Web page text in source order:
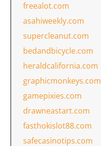
freealot.com
asahiweekly.com
supercleanut.com
bedandbicycle.com
heraldcalifornia.com
graphicmonkeys.com
gamepixies.com
drawneastart.com
fasthokislot88.com
safecasinotips.com